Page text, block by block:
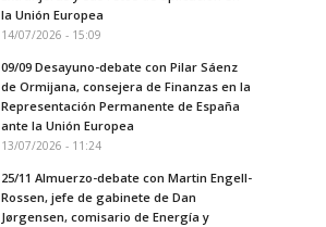
la Unión Europea
14/07/2026 - 15:09
09/09 Desayuno-debate con Pilar Sáenz
de Ormijana, consejera de Finanzas en la
Representación Permanente de España
ante la Unión Europea
13/07/2026 - 11:24
25/11 Almuerzo-debate con Martin Engell-
Rossen, jefe de gabinete de Dan
Jørgensen, comisario de Energía y